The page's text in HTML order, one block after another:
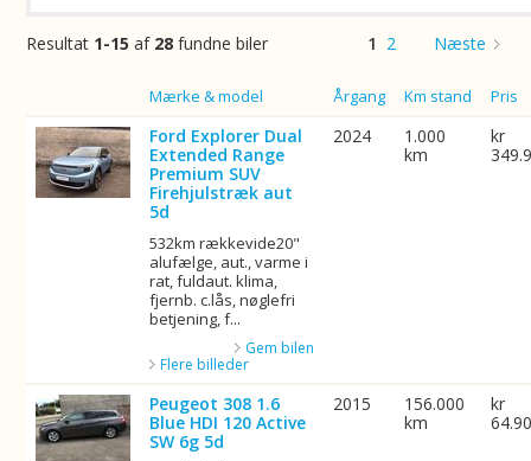
1 2 Næste
Resultat 1-15 af 28 fundne biler
Mærke & model Årgang Km stand Pris
Ford Explorer Dual
Extended Range
Premium SUV
Firehjulstræk aut
5d
532km rækkevide20"
alufælge, aut., varme i
rat, fuldaut. klima,
fjernb. c.lås, nøglefri
betjening, f...
Gem bilen
Flere billeder
2024
1.000
km
kr
Peugeot 308 1.6
Blue HDI 120 Active
SW 6g 5d
2015
156.000
km
kr